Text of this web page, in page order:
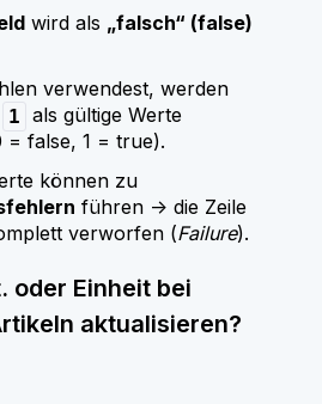
wird als „falsch“ (false)
verwendest, werden
1 als gültige Werte
= false, 1 = true).
können zu
führen → die Zeile
verworfen (Failure).
oder Einheit bei
aktualisieren?